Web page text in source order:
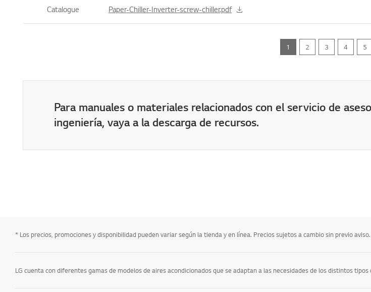
Catalogue Paper-Chiller-Inverter-screw-chiller.pdf
1 2 3 4 5
Para manuales o materiales relacionados con el servicio de
ingeniería, vaya a la descarga de recursos.
* Los precios, promociones y disponibilidad pueden variar según la tienda y en línea. Precios sujetos a cambio sin previo